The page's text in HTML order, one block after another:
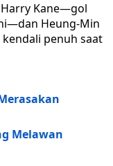
Kane—gol
Heung-Min
penuh saat
Melawan